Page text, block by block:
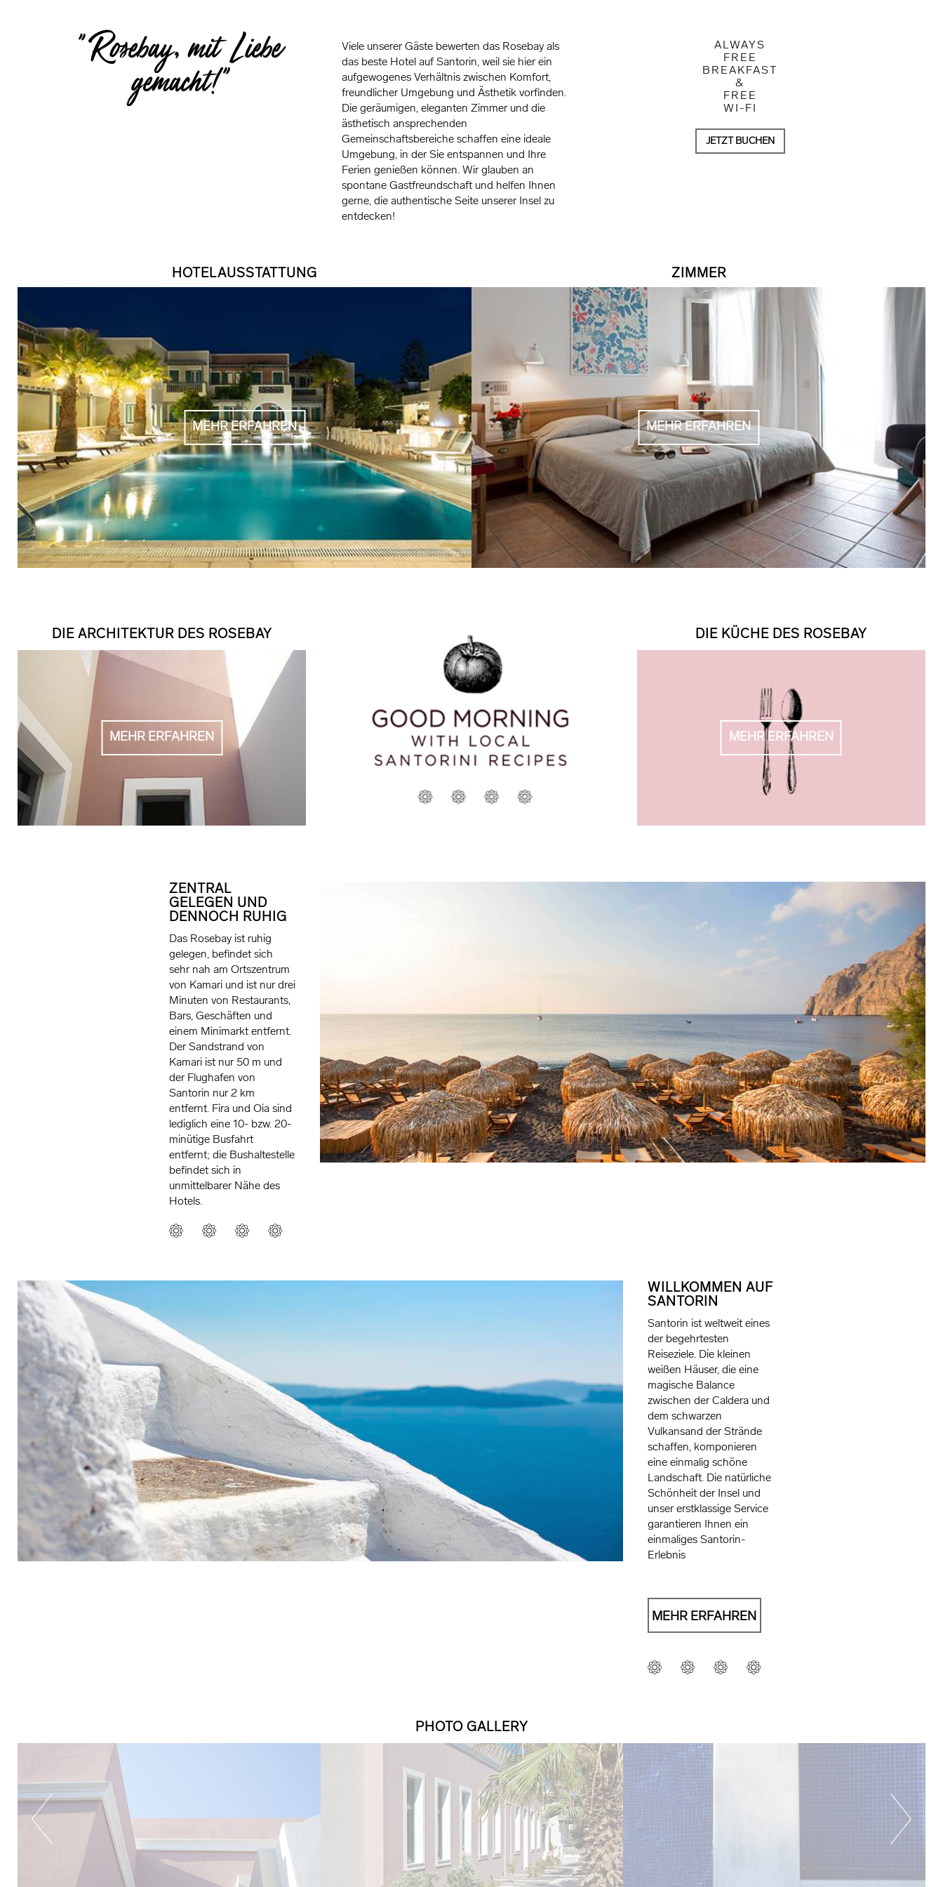
" Rosebay, mit Liebe
gemacht!"
Viele unserer Gäste bewerten das Rosebay als
das beste Hotel auf Santorin, weil sie hier ein
aufgewogenes Verhältnis zwischen Komfort,
freundlicher Umgebung und Ästhetik vorfinden.
Die geräumigen, eleganten Zimmer und die
ästhetisch ansprechenden
Gemeinschaftsbereiche schaffen eine ideale
Umgebung, in der Sie entspannen und Ihre
Ferien genießen können. Wir glauben an
spontane Gastfreundschaft und helfen Ihnen
gerne, die authentische Seite unserer Insel zu
entdecken!
ALWAYS
FREE
BREAKFAST
&
FREE
WI-FI
JETZT BUCHEN
HOTELAUSSTATTUNG
MEHR ERFAHREN
ZIMMER
MEHR ERFAHREN
DIE ARCHITEKTUR DES ROSEBAY
MEHR ERFAHREN
DIE KÜCHE DES ROSEBAY
MEHR ERFAHREN
ZENTRAL
GELEGEN UND
DENNOCH RUHIG
Das Rosebay ist ruhig
gelegen, befindet sich
sehr nah am Ortszentrum
von Kamari und ist nur drei
Minuten von Restaurants,
Bars, Geschäften und
einem Minimarkt entfernt.
Der Sandstrand von
Kamari ist nur 50 m und
der Flughafen von
Santorin nur 2 km
entfernt. Fira und Oia sind
lediglich eine 10- bzw. 20-
minütige Busfahrt
entfernt; die Bushaltestelle
befindet sich in
unmittelbarer Nähe des
Hotels.
WILLKOMMEN AUF
SANTORIN
Santorin ist weltweit eines
der begehrtesten
Reiseziele. Die kleinen
weißen Häuser, die eine
magische Balance
zwischen der Caldera und
dem schwarzen
Vulkansand der Strände
schaffen, komponieren
eine einmalig schöne
Landschaft. Die natürliche
Schönheit der Insel und
unser erstklassige Service
garantieren Ihnen ein
einmaliges Santorin-
Erlebnis
MEHR ERFAHREN
PHOTO GALLERY